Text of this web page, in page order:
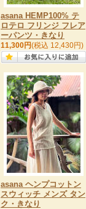
asana HEMP100% テ
ロテロ フリンジ フレア
ーパンツ・きなり
11,300円(税込 12,430円)
asana ヘンプコットン
スウィッチ メンズ タン
ク・きなり